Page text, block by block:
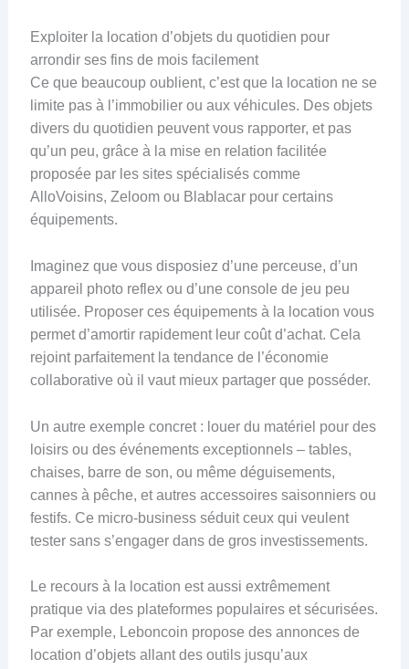
Exploiter la location d’objets du quotidien pour
arrondir ses fins de mois facilement
Ce que beaucoup oublient, c’est que la location ne se
limite pas à l’immobilier ou aux véhicules. Des objets
divers du quotidien peuvent vous rapporter, et pas
qu’un peu, grâce à la mise en relation facilitée
proposée par les sites spécialisés comme
AlloVoisins, Zeloom ou Blablacar pour certains
équipements.
Imaginez que vous disposiez d’une perceuse, d’un
appareil photo reflex ou d’une console de jeu peu
utilisée. Proposer ces équipements à la location vous
permet d’amortir rapidement leur coût d’achat. Cela
rejoint parfaitement la tendance de l’économie
collaborative où il vaut mieux partager que posséder.
Un autre exemple concret : louer du matériel pour des
loisirs ou des événements exceptionnels – tables,
chaises, barre de son, ou même déguisements,
cannes à pêche, et autres accessoires saisonniers ou
festifs. Ce micro-business séduit ceux qui veulent
tester sans s’engager dans de gros investissements.
Le recours à la location est aussi extrêmement
pratique via des plateformes populaires et sécurisées.
Par exemple, Leboncoin propose des annonces de
location d’objets allant des outils jusqu’aux